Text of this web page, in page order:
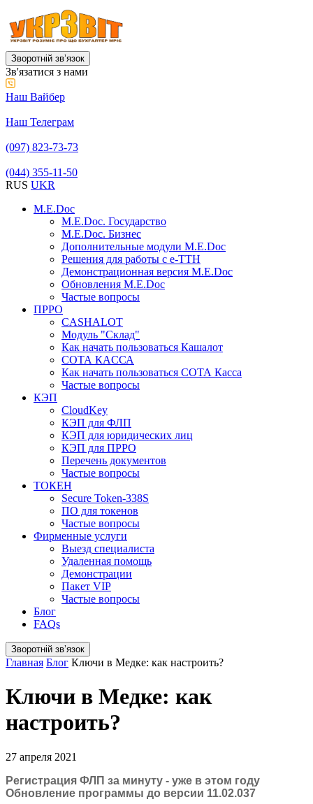
Зворотній звʼязок
Зв'язатися з нами
Наш Вайбер
Наш Телеграм
(097) 823-73-73
(044) 355-11-50
RUS UKR
M.E.Doc
M.E.Doc. Государство
M.E.Doc. Бизнес
Дополнительные модули M.E.Doc
Решения для работы с е-ТТН
Демонстрационная версия M.E.Doc
Обновления M.E.Doc
Частые вопросы
ПРРО
CASHALOT
Модуль "Склад"
Как начать пользоваться Кашалот
СОТА КАCСА
Как начать пользоваться СОТА Касса
Частые вопросы
КЭП
CloudKey
КЭП для ФЛП
КЭП для юридических лиц
КЭП для ПРРО
Перечень документов
Частые вопросы
ТОКЕН
Secure Token-338S
ПО для токенов
Частые вопросы
Фирменные услуги
Выезд специалиста
Удаленная помощь
Демонстрации
Пакет VIP
Частые вопросы
Блог
FAQs
Зворотній звʼязок
Главная Блог Ключи в Медке: как настроить?
Ключи в Медке: как
настроить?
27 апреля 2021
Регистрация ФЛП за минуту - уже в этом году
Обновление программы до версии 11.02.037